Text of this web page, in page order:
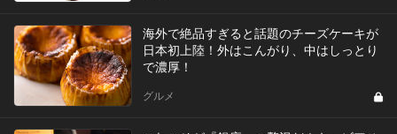
海外で絶品すぎると話題のチーズケーキが
日本初上陸！外はこんがり、中はしっとり
で濃厚！
グルメ